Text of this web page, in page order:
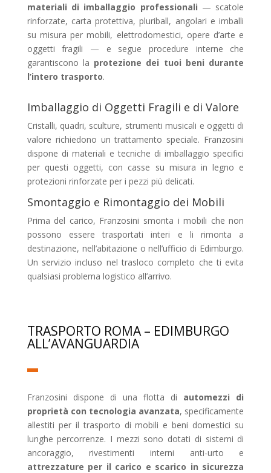
materiali di imballaggio professionali — scatole
rinforzate, carta protettiva, pluriball, angolari e imballi
su misura per mobili, elettrodomestici, opere d’arte e
oggetti fragili — e segue procedure interne che
garantiscono la protezione dei tuoi beni durante
l’intero trasporto.
Imballaggio di Oggetti Fragili e di Valore
Cristalli, quadri, sculture, strumenti musicali e oggetti di
valore richiedono un trattamento speciale. Franzosini
dispone di materiali e tecniche di imballaggio specifici
per questi oggetti, con casse su misura in legno e
protezioni rinforzate per i pezzi più delicati.
Smontaggio e Rimontaggio dei Mobili
Prima del carico, Franzosini smonta i mobili che non
possono essere trasportati interi e li rimonta a
destinazione, nell’abitazione o nell’ufficio di Edimburgo.
Un servizio incluso nel trasloco completo che ti evita
qualsiasi problema logistico all’arrivo.
TRASPORTO ROMA – EDIMBURGO
ALL’AVANGUARDIA
Franzosini dispone di una flotta di automezzi di
proprietà con tecnologia avanzata, specificamente
allestiti per il trasporto di mobili e beni domestici su
lunghe percorrenze. I mezzi sono dotati di sistemi di
ancoraggio, rivestimenti interni anti-urto e
attrezzature per il carico e scarico in sicurezza